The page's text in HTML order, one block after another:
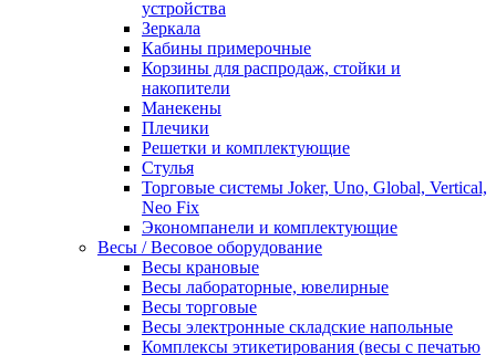
устройства
Зеркала
Кабины примерочные
Корзины для распродаж, стойки и
накопители
Манекены
Плечики
Решетки и комплектующие
Стулья
Торговые системы Joker, Uno, Global, Vertical,
Neo Fix
Экономпанели и комплектующие
Весы / Весовое оборудование
Весы крановые
Весы лабораторные, ювелирные
Весы торговые
Весы электронные складские напольные
Комплексы этикетирования (весы с печатью